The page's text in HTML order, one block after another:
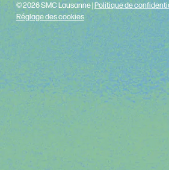
© 2026 SMC Lausanne |Politique de
Réglage des cookies